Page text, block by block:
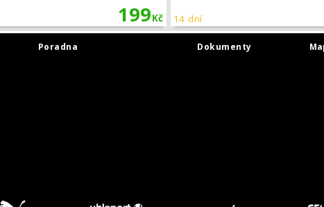
199Kč 14 dní
Poradna Dokumenty